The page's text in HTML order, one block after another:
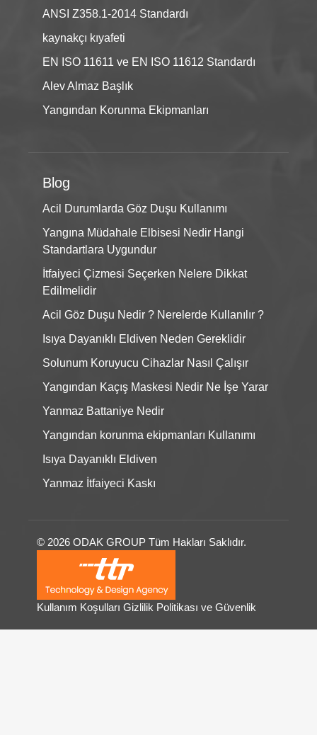
ANSI Z358.1-2014 Standardı
kaynakçı kıyafeti
EN ISO 11611 ve EN ISO 11612 Standardı
Alev Almaz Başlık
Yangından Korunma Ekipmanları
Blog
Acil Durumlarda Göz Duşu Kullanımı
Yangına Müdahale Elbisesi Nedir Hangi
Standartlara Uygundur
İtfaiyeci Çizmesi Seçerken Nelere Dikkat
Edilmelidir
Acil Göz Duşu Nedir ? Nerelerde Kullanılır ?
Isıya Dayanıklı Eldiven Neden Gereklidir
Solunum Koruyucu Cihazlar Nasıl Çalışır
Yangından Kaçış Maskesi Nedir Ne İşe Yarar
Yanmaz Battaniye Nedir
Yangından korunma ekipmanları Kullanımı
Isıya Dayanıklı Eldiven
Yanmaz İtfaiyeci Kaskı
© 2026 ODAK GROUP Tüm Hakları Saklıdır.
Kullanım Koşulları Gizlilik Politikası ve Güvenlik